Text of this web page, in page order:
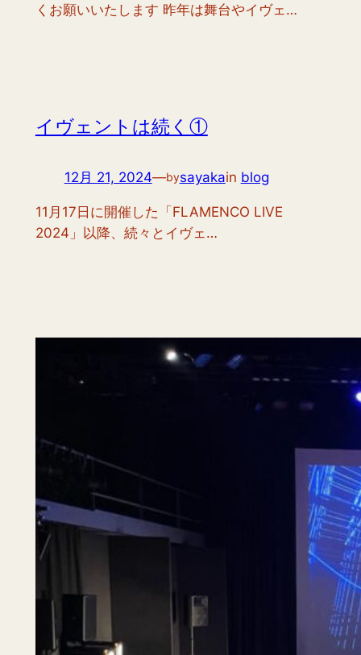
くお願いいたします 昨年は舞台やイヴェ…
イヴェントは続く①
12月 21, 2024—bysayakain blog
11月17日に開催した「FLAMENCO LIVE
2024」以降、続々とイヴェ…